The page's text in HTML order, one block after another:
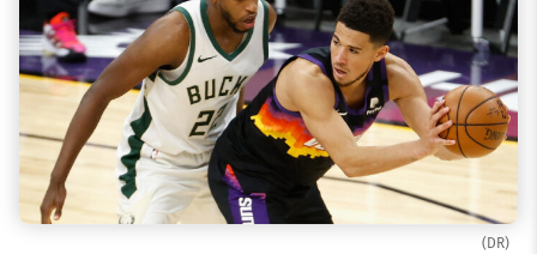
(DR)